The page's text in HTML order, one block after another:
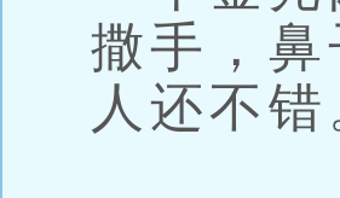
撒手，
人还不错